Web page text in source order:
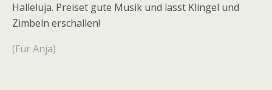
Halleluja. Preiset gute Musik und lasst Klingel und
Zimbeln erschallen!
(Für Anja)